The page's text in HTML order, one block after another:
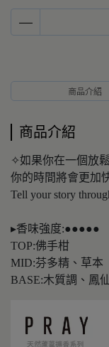
商品介紹
商品介紹
✧如果你在一個放
你的時間將會更加
Tell your story
▸香味強度:●●●●●
TOP:佛手柑
MID:芬多精、草本
BASE:木質調、鳳